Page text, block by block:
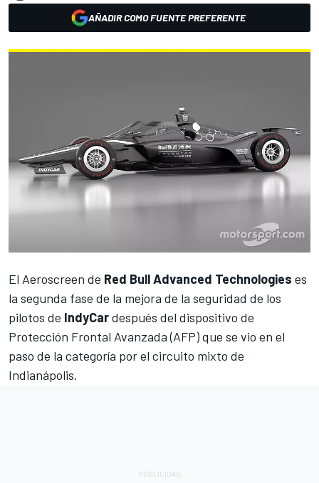
AÑADIR COMO FUENTE PREFERENTE
El Aeroscreen de Red Bull Advanced Technologies es
la segunda fase de la mejora de la seguridad de los
pilotos de IndyCardespués del dispositivo de
Protección Frontal Avanzada (AFP) que se vio en el
paso de la categoría por el circuito mixto de
Indianápolis.